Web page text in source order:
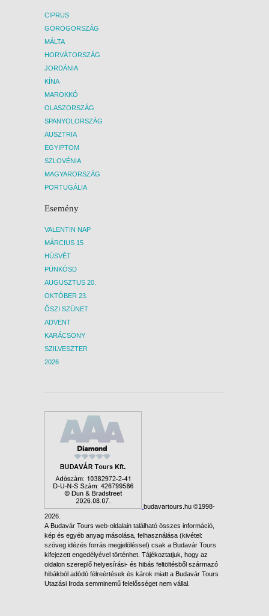
CIPRUS
GÖRÖGORSZÁG
MÁLTA
HORVÁTORSZÁG
JORDÁNIA
KÍNA
MAROKKÓ
OLASZORSZÁG
SPANYOLORSZÁG
AUSZTRIA
EGYIPTOM
SZLOVÉNIA
MAGYARORSZÁG
PORTUGÁLIA
Esemény
VALENTIN NAP
MÁRCIUS 15
HÚSVÉT
PÜNKÖSD
AUGUSZTUS 20.
OKTÓBER 23.
ŐSZI SZÜNET
ADVENT
KARÁCSONY
SZILVESZTER
2026
budavartours.hu ©1998-
2026.
A Budavár Tours web-oldalain található összes információ,
kép és egyéb anyag másolása, felhasználása (kivétel:
szöveg idézés forrás megjelöléssel) csak a Budavár Tours
kifejezett engedélyével történhet. Tájékoztatjuk, hogy az
oldalon szereplő helyesírási- és hibás feltöltésből származó
hibákból adódó félreértések és károk miatt a Budavár Tours
Utazási Iroda semminemű felelősséget nem vállal.